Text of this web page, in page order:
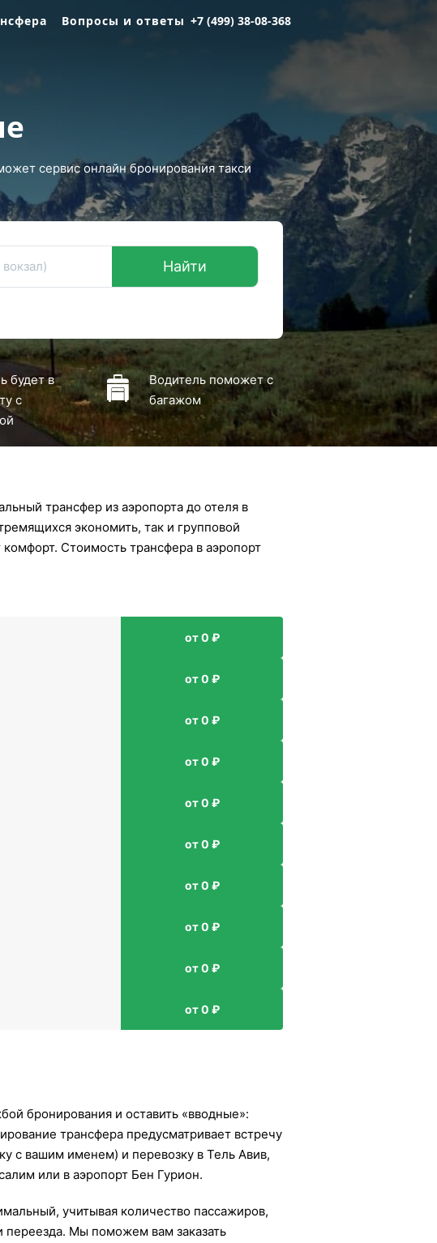
Вопросы и ответы +7 (499) 38-08-368
сервис онлайн бронирования такси
Найти
будет в
с
Водитель поможет с
багажом
трансфер из аэропорта до отеля в
экономить, так и групповой
Стоимость трансфера в аэропорт
от 0 ₽
от 0 ₽
от 0 ₽
от 0 ₽
от 0 ₽
от 0 ₽
от 0 ₽
от 0 ₽
от 0 ₽
от 0 ₽
бронирования и оставить «вводные»:
трансфера предусматривает встречу
с вашим именем) и перевозку в Тель Авив,
или в аэропорт Бен Гурион.
учитывая количество пассажиров,
переезда. Мы поможем вам заказать